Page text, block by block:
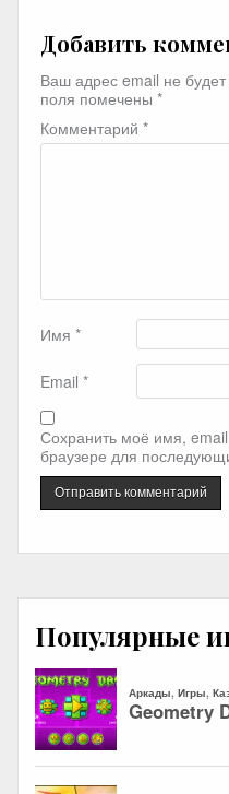
Добавить
Ваш адрес email не будет
поля помечены *
Комментарий *
Имя *
Email *
Сохранить моё имя,
браузере для
Популярные